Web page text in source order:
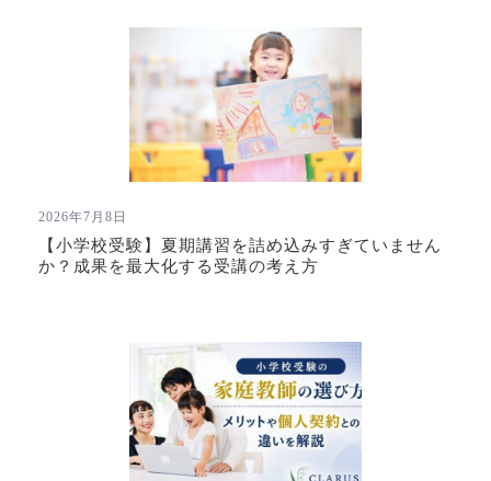
2026年7月8日
【小学校受験】夏期講習を詰め込みすぎていません
か？成果を最大化する受講の考え方